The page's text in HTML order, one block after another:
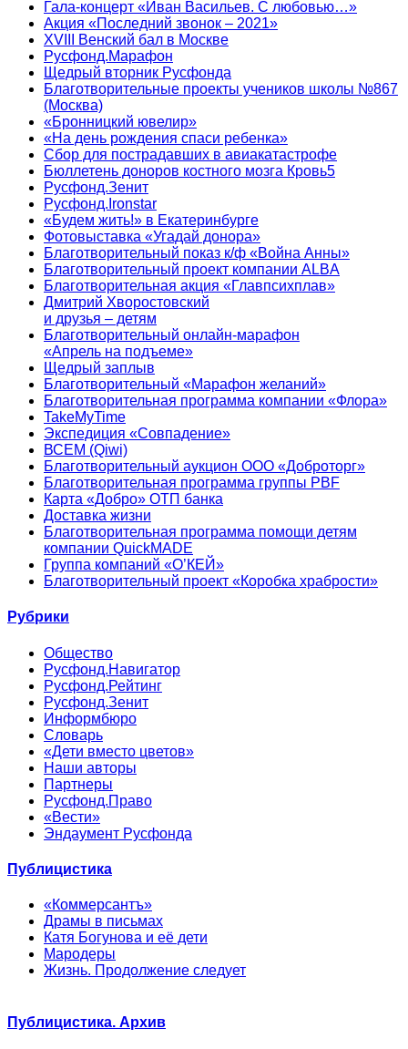
Гала-концерт «Иван Васильев. С любовью…»
Акция «Последний звонок – 2021»
XVIII Венский бал в Москве
Русфонд.Марафон
Щедрый вторник Русфонда
Благотворительные проекты учеников школы №867
(Москва)
«Бронницкий ювелир»
«На день рождения спаси ребенка»
Сбор для пострадавших в авиакатастрофе
Бюллетень доноров костного мозга Кровь5
Русфонд.Зенит
Русфонд.Ironstar
«Будем жить!» в Екатеринбурге
Фотовыставка «Угадай донора»
Благотворительный показ к/ф «Война Анны»
Благотворительный проект компании ALBA
Благотворительная акция «Главпсихплав»
Дмитрий Хворостовский
и друзья – детям
Благотворительный онлайн‑марафон
«Апрель на подъеме»
Щедрый заплыв
Благотворительный «Марафон желаний»
Благотворительная программа компании «Флора»
TakeMyTime
Экспедиция «Совпадение»
ВСЕМ (Qiwi)
Благотворительный аукцион ООО «Доброторг»
Благотворительная программа группы PBF
Карта «Добро» ОТП банка
Доставка жизни
Благотворительная программа помощи детям
компании QuickMADE
Группа компаний «О’КЕЙ»
Благотворительный проект «Коробка храбрости»
Рубрики
Общество
Русфонд.Навигатор
Русфонд.Рейтинг
Русфонд.Зенит
Информбюро
Словарь
«Дети вместо цветов»
Наши авторы
Партнеры
Русфонд.Право
«Вести»
Эндаумент Русфонда
Публицистика
«Коммерсантъ»
Драмы в письмах
Катя Богунова и её дети
Мародеры
Жизнь. Продолжение следует
Публицистика. Архив